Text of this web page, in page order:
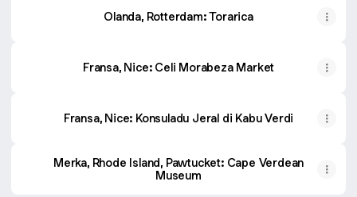
Olanda, Rotterdam: Torarica
Fransa, Nice: Celi Morabeza Market
Fransa, Nice: Konsuladu Jeral di Kabu Verdi
Merka, Rhode Island, Pawtucket: Cape Verdean
Museum